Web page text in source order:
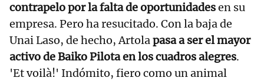
contrapelo por la falta de oportunidadesen su
empresa. Pero ha resucitado. Con la baja de
Unai Laso, de hecho, Artolapasa a ser el mayor
activo de Baiko Pilota en los cuadros alegres.
'Et voilà!' Indómito, fiero como un animal